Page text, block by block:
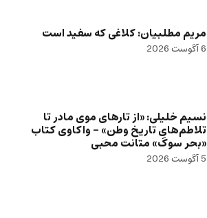
مریم مطلبیان: کلاغی که سفید است
6 آگوست 2026
نسیم خلیلی: «از تارهای موی مادر تا
تلاطم‌های تاریخ وطن» – واکاوی کتاب
«بحر سوگ» متانت محبی
5 آگوست 2026